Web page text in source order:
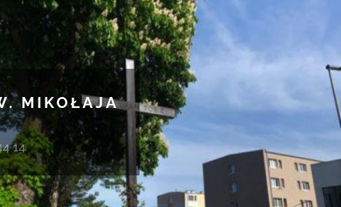
MIKOŁAJA
14